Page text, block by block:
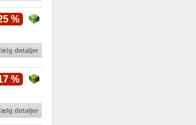
%
detaljer
%
detaljer